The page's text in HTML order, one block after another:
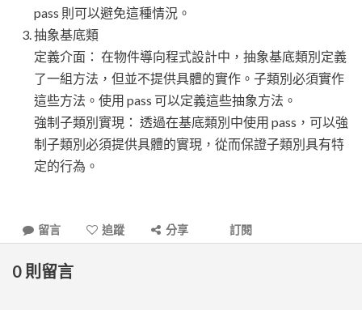
pass 則可以避免這種情況。
抽象基底類
定義介面： 在物件導向程式設計中，抽象基底類別定義
了一組方法，但並不提供具體的實作。子類別必須實作
這些方法。使用 pass 可以定義這些抽象方法。
強制子類別實現： 透過在基底類別中使用 pass，可以強
制子類別必須提供具體的實現，從而保證子類別具有特
定的行為。
留言 追蹤 分享 訂閱
0 則留言